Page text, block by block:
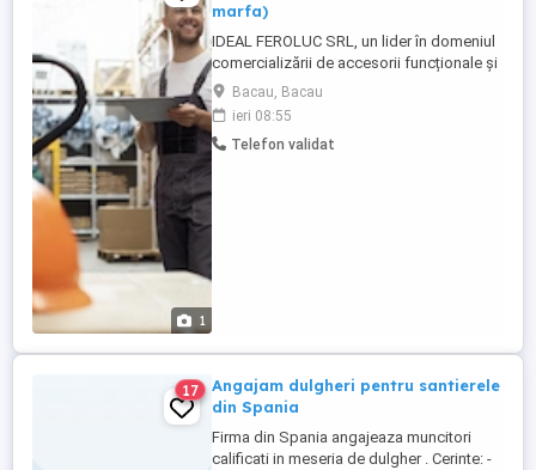
1
marfa)
IDEAL FEROLUC SRL, un lider în domeniul
comercializării de accesorii funcționale și
decorative pentru mobilier, tapițerie,
dulgherie și tâmplărie, își extinde echipa!
Căutăm să integrăm în colectivul nostru,
pentru depozitul din Bacau: - pickeri
Bacau, Bacau
ieri 08:55
Telefon validat
17
Angajam dulgheri pentru santierele
din Spania
Firma din Spania angajeaza muncitori
calificati in meseria de dulgher . Cerinte: -